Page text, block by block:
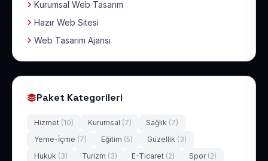
Kurumsal Web Tasarım
Hazır Web Sitesi
Web Tasarım Ajansı
Paket Kategorileri
Hizmet (10) Kurumsal (7) Sağlık (7)
Yeme-İçme (7) Eğitim (5) Güzellik (3)
Hukuk (3) Turizm (3) E-Ticaret (2) Spor (2)